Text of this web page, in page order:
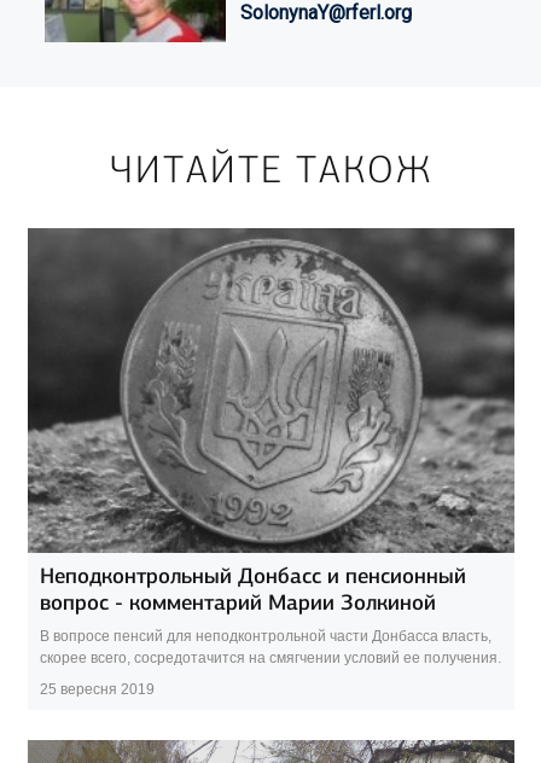
SolonynaY@rferl.org
ЧИТАЙТЕ ТАКОЖ
Неподконтрольный Донбасс и пенсионный
вопрос - комментарий Марии Золкиной
В вопросе пенсий для неподконтрольной части Донбасса власть,
скорее всего, сосредотачится на смягчении условий ее получения.
25 вересня 2019